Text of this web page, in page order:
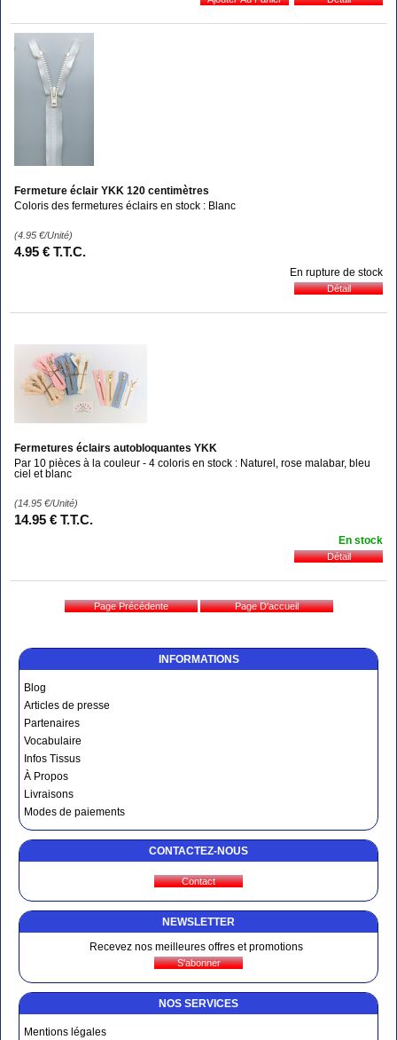
INFORMATIONS
Blog
Articles de presse
Partenaires
Vocabulaire
Infos Tissus
À Propos
Livraisons
Modes de paiements
CONTACTEZ-NOUS
NEWSLETTER
Recevez nos meilleures offres et promotions
NOS SERVICES
Mentions légales
Fermeture éclair YKK 120 centimètres
Coloris des fermetures éclairs en stock : Blanc
(4.95 €/Unité)
4.95 € T.T.C.
En rupture de stock
Fermetures éclairs autobloquantes YKK
Par 10 pièces à la couleur - 4 coloris en stock : Naturel, rose malabar, bleu
ciel et blanc
(14.95 €/Unité)
14.95 € T.T.C.
En stock